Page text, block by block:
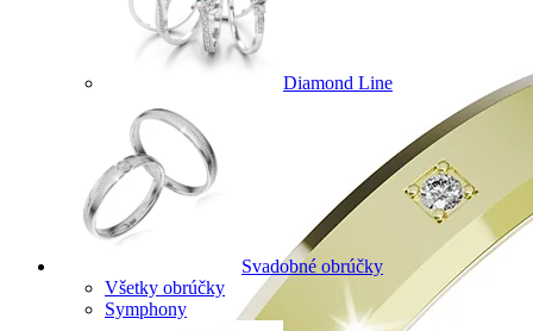
Diamond Line
Svadobné obrúčky
Všetky obrúčky
Symphony